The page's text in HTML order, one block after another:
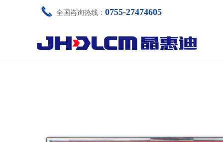
끅 全国咨询热线： 0755-27474605